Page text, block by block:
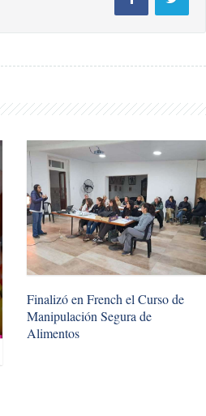
Finalizó en French el Curso de
Manipulación Segura de
Alimentos